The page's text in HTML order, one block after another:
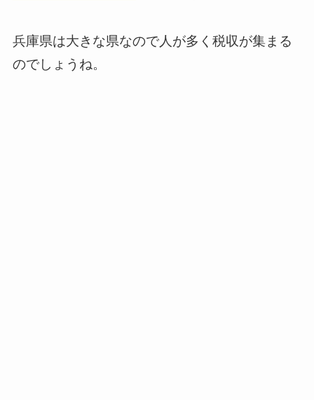
兵庫県は大きな県なので人が多く税収が集まる
のでしょうね。